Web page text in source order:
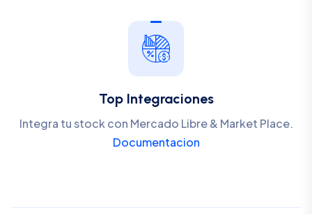
Top Integraciones
Integra tu stock con Mercado Libre & Market Place.
Documentacion